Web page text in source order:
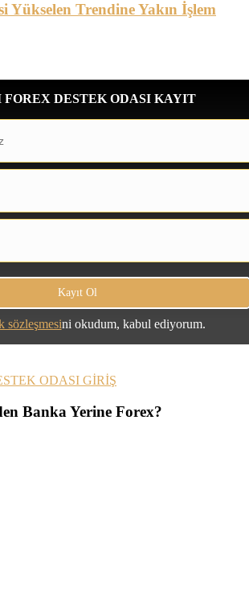
Yükselen Trendine Yakın İşlem
DESTEK ODASI KAYIT
sözleşmesini okudum, kabul ediyorum.
ODASI GİRİŞ
Banka Yerine Forex?